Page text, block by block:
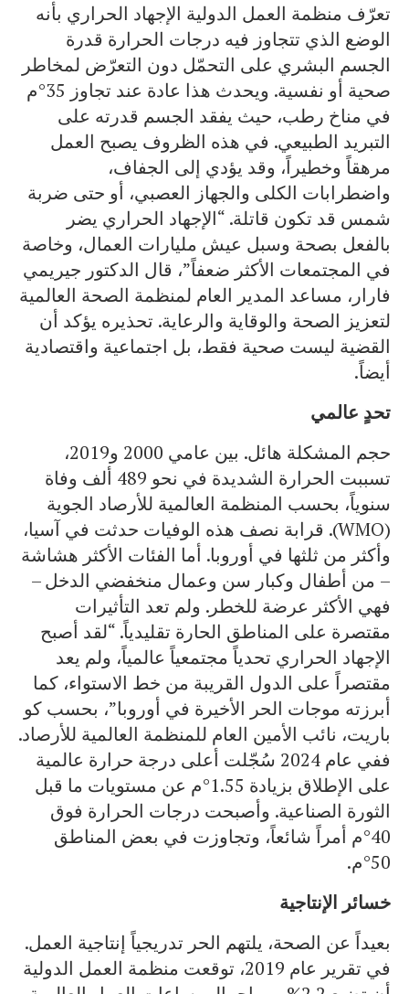
تعرّف منظمة العمل الدولية الإجهاد الحراري بأنه
الوضع الذي تتجاوز فيه درجات الحرارة قدرة
الجسم البشري على التحمّل دون التعرّض لمخاطر
صحية أو نفسية. ويحدث هذا عادة عند تجاوز 35°م
في مناخ رطب، حيث يفقد الجسم قدرته على
التبريد الطبيعي. في هذه الظروف يصبح العمل
مرهقاً وخطيراً، وقد يؤدي إلى الجفاف،
واضطرابات الكلى والجهاز العصبي، أو حتى ضربة
شمس قد تكون قاتلة. “الإجهاد الحراري يضر
بالفعل بصحة وسبل عيش مليارات العمال، وخاصة
في المجتمعات الأكثر ضعفاً”، قال الدكتور جيريمي
فارار، مساعد المدير العام لمنظمة الصحة العالمية
لتعزيز الصحة والوقاية والرعاية. تحذيره يؤكد أن
القضية ليست صحية فقط، بل اجتماعية واقتصادية
أيضاً.
تحدٍ عالمي
حجم المشكلة هائل. بين عامي 2000 و2019،
تسببت الحرارة الشديدة في نحو 489 ألف وفاة
سنوياً، بحسب المنظمة العالمية للأرصاد الجوية
(WMO). قرابة نصف هذه الوفيات حدثت في آسيا،
وأكثر من ثلثها في أوروبا. أما الفئات الأكثر هشاشة
– من أطفال وكبار سن وعمال منخفضي الدخل –
فهي الأكثر عرضة للخطر. ولم تعد التأثيرات
مقتصرة على المناطق الحارة تقليدياً. “لقد أصبح
الإجهاد الحراري تحدياً مجتمعياً عالمياً، ولم يعد
مقتصراً على الدول القريبة من خط الاستواء، كما
أبرزته موجات الحر الأخيرة في أوروبا”، بحسب كو
باريت، نائب الأمين العام للمنظمة العالمية للأرصاد.
ففي عام 2024 سُجّلت أعلى درجة حرارة عالمية
على الإطلاق بزيادة 1.55°م عن مستويات ما قبل
الثورة الصناعية. وأصبحت درجات الحرارة فوق
40°م أمراً شائعاً، وتجاوزت في بعض المناطق
50°م.
خسائر الإنتاجية
بعيداً عن الصحة، يلتهم الحر تدريجياً إنتاجية العمل.
في تقرير عام 2019، توقعت منظمة العمل الدولية